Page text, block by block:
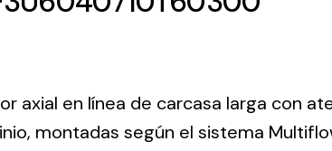
of
Solar lighting
axial en línea de carcasa larga con
montadas según el sistema